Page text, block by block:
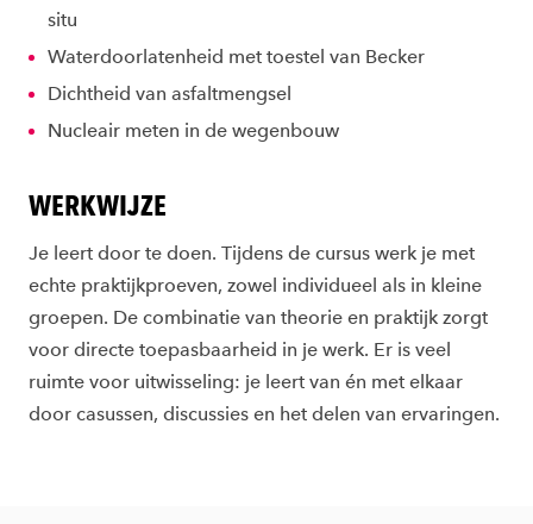
situ
Waterdoorlatenheid met toestel van Becker
Dichtheid van asfaltmengsel
Nucleair meten in de wegenbouw
WERKWIJZE
Je leert door te doen. Tijdens de cursus werk je met
echte praktijkproeven, zowel individueel als in kleine
groepen. De combinatie van theorie en praktijk zorgt
voor directe toepasbaarheid in je werk. Er is veel
ruimte voor uitwisseling: je leert van én met elkaar
door casussen, discussies en het delen van ervaringen.